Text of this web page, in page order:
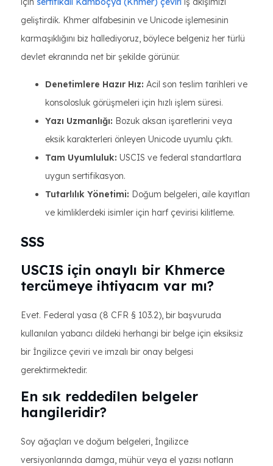
geliştirdik. Khmer alfabesinin ve Unicode işlemesinin
karmaşıklığını biz hallediyoruz, böylece belgeniz her türlü
devlet ekranında net bir şekilde görünür.
Denetimlere Hazır Hız: Acil son teslim tarihleri ​​ve
konsolosluk görüşmeleri için hızlı işlem süresi.
Yazı Uzmanlığı: Bozuk aksan işaretlerini veya
eksik karakterleri önleyen Unicode uyumlu çıktı.
Tam Uyumluluk: USCIS ve federal standartlara
uygun sertifikasyon.
Tutarlılık Yönetimi: Doğum belgeleri, aile kayıtları
ve kimliklerdeki isimler için harf çevirisi kilitleme.
SSS
USCIS için onaylı bir Khmerce
tercümeye ihtiyacım var mı?
Evet. Federal yasa (8 CFR § 103.2), bir başvuruda
kullanılan yabancı dildeki herhangi bir belge için eksiksiz
bir İngilizce çeviri ve imzalı bir onay belgesi
gerektirmektedir.
En sık reddedilen belgeler
hangileridir?
Soy ağaçları ve doğum belgeleri, İngilizce
versiyonlarında damga, mühür veya el yazısı notların